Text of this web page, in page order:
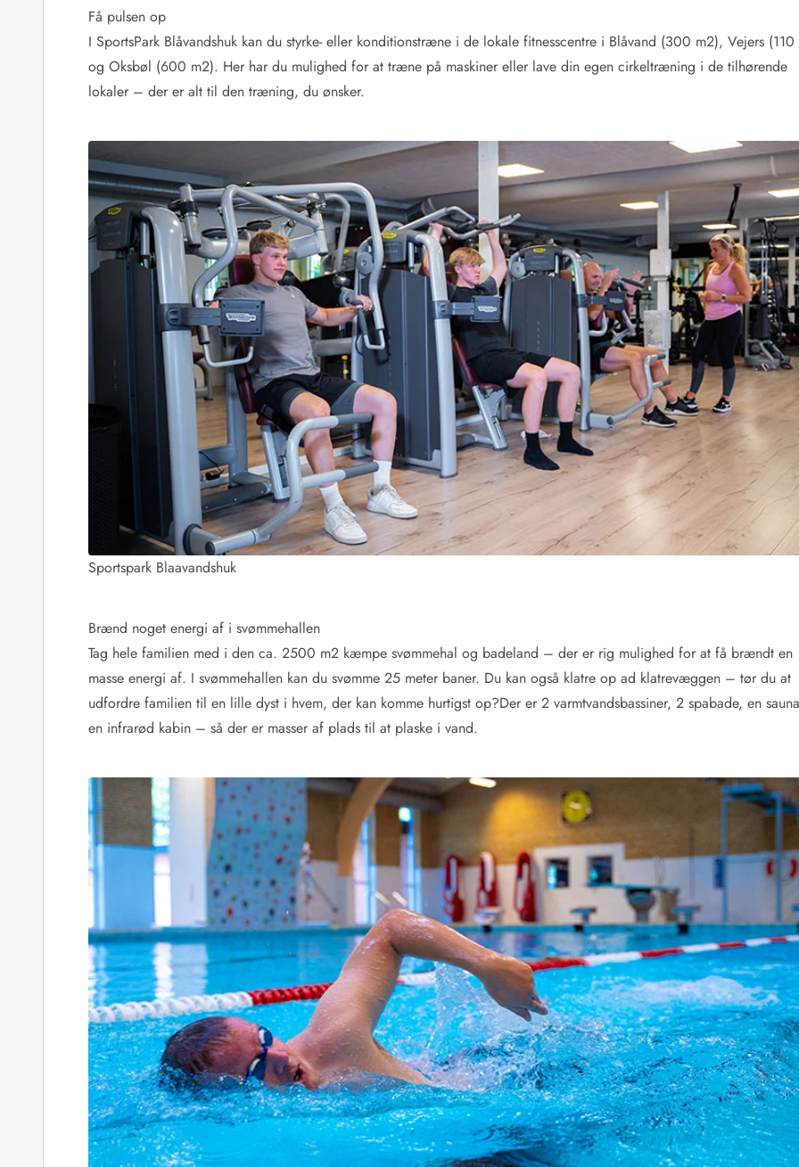
Vejret i Danmark
Fotokonkurrence
Esmark Rejsecurity
Esmark VIP: Fordele og rabataftaler
Gratis WiFi i ferieområdet
Ferie med hund
Rav - find det selv langs Vesterhavet
Indendørs legelande
Zoologiske haver og dyreparker
Lystfiskeri på Vestkysten
Svømmehaller og badelande
Golfferie i sommerhus
Fitness og træning
Rideskoler/Ponyridning
Vandski for hele familien
Sejlads langs Vestkysten
Kulturaktiviteter
Historiske museer
Kunsthåndværk og gallerier
Kulinariske oplevelser
Sandskulpturfestival
Hold jul i sommerhuset
Vikingetiden i Danmark
Få pulsen op
I SportsPark Blåvandshuk kan du styrke- eller konditionstræne i de lokale fitnesscentre i Blåvand (300 m2), Vejers
og Oksbøl (600 m2). Her har du mulighed for at træne på maskiner eller lave din egen cirkeltræning i de tilhørende
lokaler – der er alt til den træning, du ønsker.
Sportspark Blaavandshuk
Brænd noget energi af i svømmehallen
Tag hele familien med i den ca. 2500 m2 kæmpe svømmehal og badeland – der er rig mulighed for at få brændt en
masse energi af. I svømmehallen kan du svømme 25 meter baner. Du kan også klatre op ad klatrevæggen – tør du at
udfordre familien til en lille dyst i hvem, der kan komme hurtigst op?Der er 2 varmtvandsbassiner, 2 spabade, en
en infrarød kabin – så der er masser af plads til at plaske i vand.